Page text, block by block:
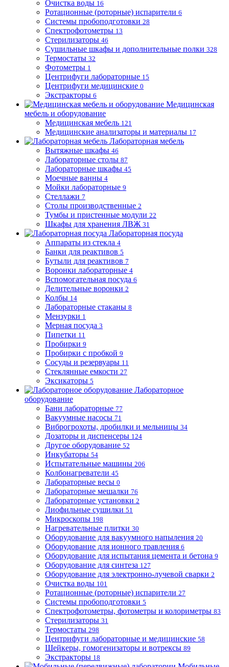
Очистка воды 16
Ротационные (роторные) испарители 6
Системы пробоподготовки 28
Спектрофотометры 13
Стерилизаторы 46
Сушильные шкафы и дополнительные полки 328
Термостаты 32
Фотометры 1
Центрифуги лабораторные 15
Центрифуги медицинские 0
Экстракторы 6
Медицинская
мебель и оборудование
Медицинская мебель 121
Медицинские анализаторы и материалы 17
Лабораторная мебель
Вытяжные шкафы 46
Лабораторные столы 87
Лабораторные шкафы 45
Моечные ванны 4
Мойки лабораторные 9
Стеллажи 7
Столы производственные 2
Тумбы и пристенные модули 22
Шкафы для хранения ЛВЖ 31
Лабораторная посуда
Аппараты из стекла 4
Банки для реактивов 5
Бутыли для реактивов 7
Воронки лабораторные 4
Вспомогательная посуда 6
Делительные воронки 2
Колбы 14
Лабораторные стаканы 8
Мензурки 1
Мерная посуда 3
Пипетки 11
Пробирки 9
Пробирки с пробкой 9
Сосуды и резервуары 11
Стеклянные емкости 27
Эксикаторы 5
Лабораторное
оборудование
Бани лабораторные 77
Вакуумные насосы 71
Виброгрохоты, дробилки и мельницы 34
Дозаторы и диспенсеры 124
Другое оборудование 52
Инкубаторы 54
Испытательные машины 206
Колбонагреватели 45
Лабораторные весы 0
Лабораторные мешалки 76
Лабораторные установки 2
Лиофильные сушилки 51
Микроскопы 198
Нагревательные плитки 30
Оборудование для вакуумного напыления 20
Оборудование для ионного травления 6
Оборудование для испытания цемента и бетона 9
Оборудование для синтеза 127
Оборудование для электронно-лучевой сварки 2
Очистка воды 101
Ротационные (роторные) испарители 27
Системы пробоподготовки 5
Спектрофотометры, фотометры и колориметры 83
Стерилизаторы 31
Термостаты 298
Центрифуги лабораторные и медицинские 58
Шейкеры, гомогенизаторы и вотрексы 89
Экстракторы 18